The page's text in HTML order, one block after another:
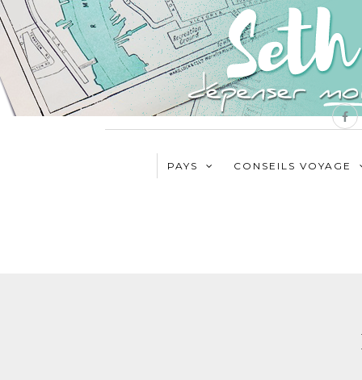
PAYS CONSEILS VOYAGE